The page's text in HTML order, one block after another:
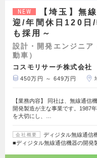
NEW
【埼玉】無
迎/年間休日120日
も採用～
設計・開発エンジニア
動車）
コスモリサーチ株式会社
450万円 ～ 649万円
【業務内容】 同社は、無線通信
開発製造が主な事業です。1987
を大切にし、…
会社概要
ディジタル無線通信
■ディジタル無線通信機器の開発